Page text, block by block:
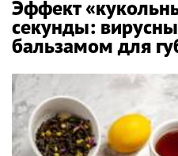
Эффект
секунды:
бальзамом для